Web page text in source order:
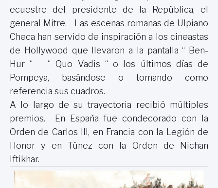
ecuestre del presidente de la República, el
general Mitre. Las escenas romanas de Ulpiano
Checa han servido de inspiración a los cineastas
de Hollywood que llevaron a la pantalla “ Ben-
Hur “ “ Quo Vadis “ o los últimos días de
Pompeya, basándose o tomando como
referencia sus cuadros.
A lo largo de su trayectoria recibió múltiples
premios. En España fue condecorado con la
Orden de Carlos III, en Francia con la Legión de
Honor y en Túnez con la Orden de Nichan
Iftikhar.